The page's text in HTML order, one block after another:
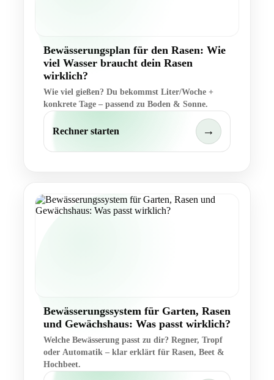
Bewässerungsplan für den Rasen: Wie
viel Wasser braucht dein Rasen
wirklich?
Wie viel gießen? Du bekommst Liter/Woche +
konkrete Tage – passend zu Boden & Sonne.
Rechner starten →
Bewässerungssystem für Garten, Rasen
und Gewächshaus: Was passt wirklich?
Welche Bewässerung passt zu dir? Regner, Tropf
oder Automatik – klar erklärt für Rasen, Beet &
Hochbeet.